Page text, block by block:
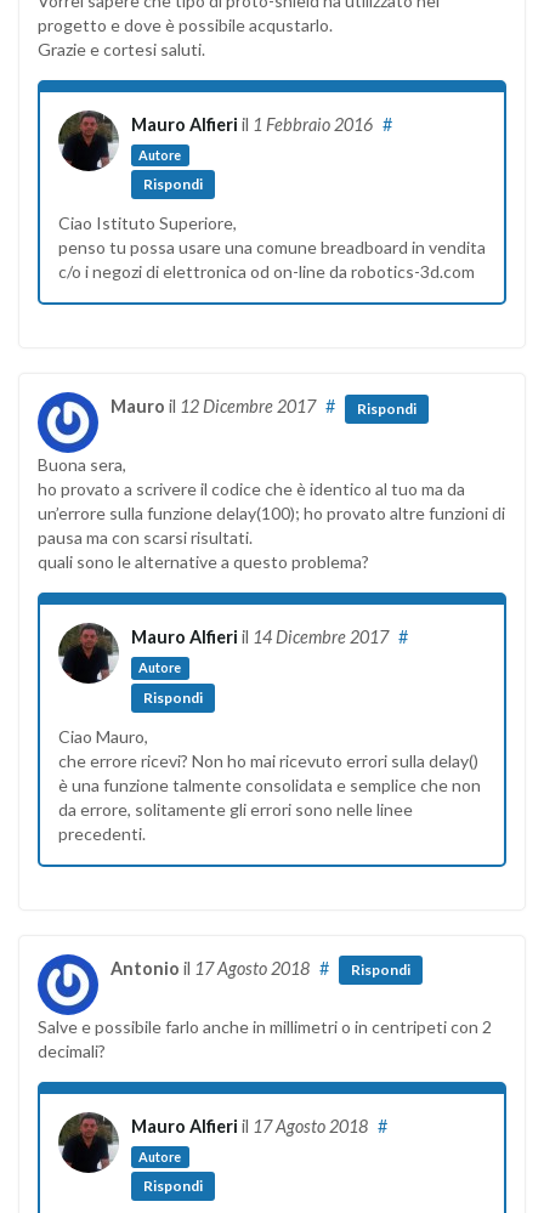
progetto e dove è possibile acqustarlo.
Grazie e cortesi saluti.
Mauro Alfieri il 1 Febbraio 2016
Autore
#
Rispondi
Ciao Istituto Superiore,
penso tu possa usare una comune breadboard in vendita
c/o i negozi di elettronica od on-line da robotics-3d.com
Mauro il 12 Dicembre 2017 # Rispondi
Buona sera,
ho provato a scrivere il codice che è identico al tuo ma da
un’errore sulla funzione delay(100); ho provato altre funzioni di
pausa ma con scarsi risultati.
quali sono le alternative a questo problema?
Mauro Alfieri il 14 Dicembre 2017
Autore
#
Rispondi
Ciao Mauro,
che errore ricevi? Non ho mai ricevuto errori sulla delay()
è una funzione talmente consolidata e semplice che non
da errore, solitamente gli errori sono nelle linee
precedenti.
Antonio il 17 Agosto 2018 # Rispondi
Salve e possibile farlo anche in millimetri o in centripeti con 2
decimali?
Mauro Alfieri il 17 Agosto 2018
Autore
#
Rispondi